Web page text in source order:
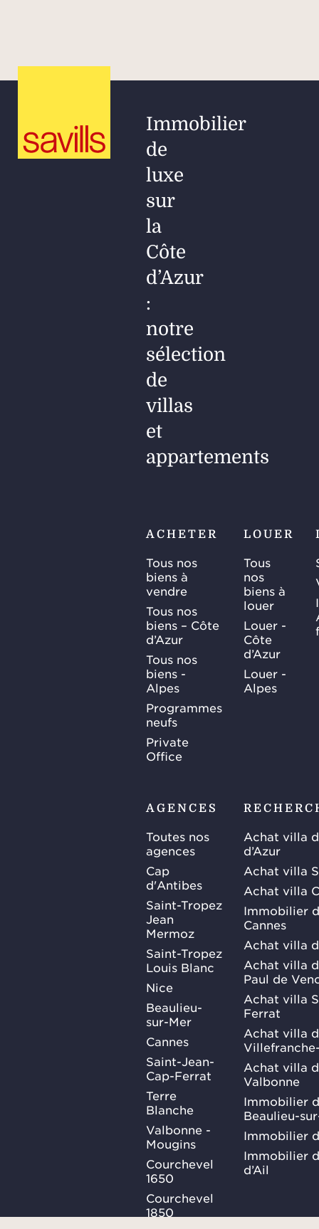
Immobilier
de
luxe
sur
la
Côte
d’Azur
:
notre
sélection
de
villas
et
appartements
ACHETER
Tous nos
biens à
vendre
Tous nos
biens – Côte
d’Azur
Tous nos
biens -
Alpes
Programmes
neufs
Private
Office
LOUER
Tous
nos
biens à
louer
Louer -
Côte
d’Azur
Louer -
Alpes
AGENCES
Toutes nos
agences
Cap
d'Antibes
Saint-Tropez
Jean
Mermoz
Saint-Tropez
Louis Blanc
Nice
Beaulieu-
sur-Mer
Cannes
Saint-Jean-
Cap-Ferrat
Terre
Blanche
Valbonne -
Mougins
Courchevel
1650
Courchevel
1850
Achat villa
d’Azur
Achat villa
Achat villa
Immobilier
Cannes
Achat villa
Achat villa
Paul de
Achat villa
Ferrat
Achat villa
Achat villa
Valbonne
Immobilier
Beaulieu-
Immobilier
Immobilier
d’Ail